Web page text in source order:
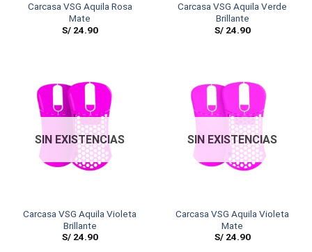
Carcasa VSG Aquila Rosa
Mate
S/24.90
Carcasa VSG Aquila Verde
Brillante
S/24.90
SIN EXISTENCIAS
Carcasa VSG Aquila Violeta
Brillante
S/24.90
SIN EXISTENCIAS
Carcasa VSG Aquila Violeta
Mate
S/24.90